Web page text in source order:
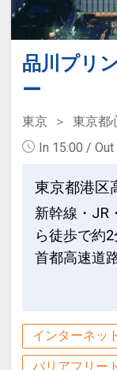
「禁煙ル
意してい
●「禁煙ル
載していま
報】の項
み下さい。
設定期間
30日
インター
品川プリ
ー
東京 東京都
In 15:00 /
東京都港区
新幹線・JR
ら徒歩で約2
首都高速道
インターネッ
バリアフリー